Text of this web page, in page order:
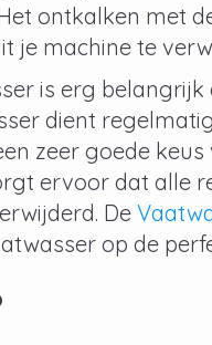
ontkalken met
je machine te
is erg
dient
zeer goede keus
ervoor dat alle
De
op de